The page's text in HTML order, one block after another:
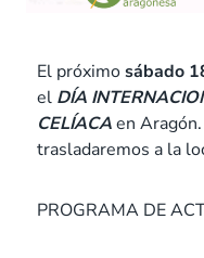
El próximosábado
el DÍA
CELÍACAen
trasladaremos a la
PROGRAMA DE